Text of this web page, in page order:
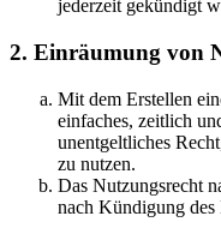
jederzeit gekündigt
2. Einräumung von
Mit dem Erstellen
einfaches, zeitlich
unentgeltliches
zu nutzen.
Das Nutzungsrecht
nach Kündigung des